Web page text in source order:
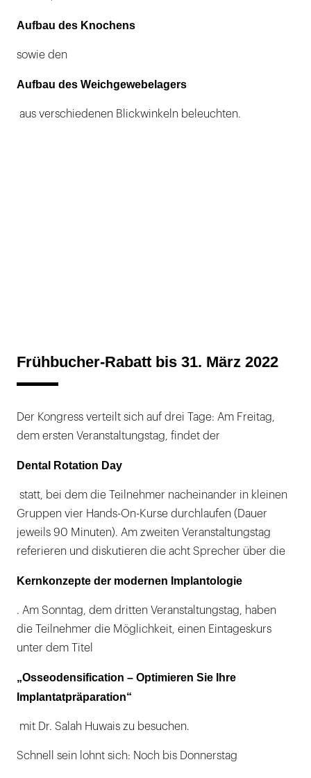
Aufbau des Knochens
sowie den
Aufbau des Weichgewebelagers
aus verschiedenen Blickwinkeln beleuchten.
Frühbucher-Rabatt bis 31. März 2022
Der Kongress verteilt sich auf drei Tage: Am Freitag,
dem ersten Veranstaltungstag, findet der
Dental Rotation Day
statt, bei dem die Teilnehmer nacheinander in kleinen
Gruppen vier Hands-On-Kurse durchlaufen (Dauer
jeweils 90 Minuten). Am zweiten Veranstaltungstag
referieren und diskutieren die acht Sprecher über die
Kernkonzepte der modernen Implantologie
. Am Sonntag, dem dritten Veranstaltungstag, haben
die Teilnehmer die Möglichkeit, einen Eintageskurs
unter dem Titel
„Osseodensification – Optimieren Sie Ihre
Implantatpräparation“
mit Dr. Salah Huwais zu besuchen.
Schnell sein lohnt sich: Noch bis Donnerstag